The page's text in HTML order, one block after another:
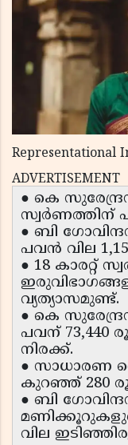
Representational
ADVERTISEMENT
● കെ
സ്വർണത്തിന്
● ബി
പവൻ വില
● 18 കാരറ്റ്
വ്യത്യാസമുണ്ട്.
● കെ
പവന് 73,440
നിരക്ക്.
● സാധാരണ
കുറഞ്ഞ് 280
● ബി
വില